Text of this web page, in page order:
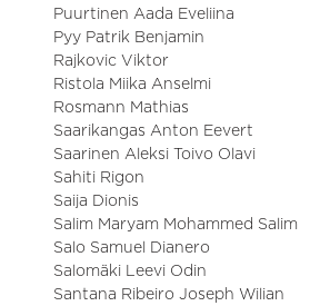
Puurtinen Aada Eveliina
Pyy Patrik Benjamin
Rajkovic Viktor
Ristola Miika Anselmi
Rosmann Mathias
Saarikangas Anton Eevert
Saarinen Aleksi Toivo Olavi
Sahiti Rigon
Saija Dionis
Salim Maryam Mohammed Salim
Salo Samuel Dianero
Salomäki Leevi Odin
Santana Ribeiro Joseph Wilian